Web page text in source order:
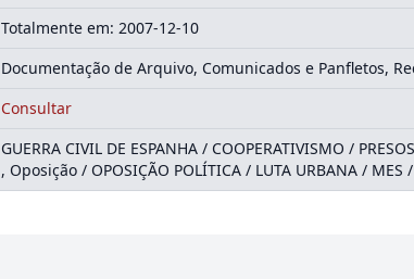
Totalmente em: 2007-12-10
Documentação de Arquivo, Comunicados e Panfletos,
Consultar
GUERRA CIVIL DE ESPANHA / COOPERATIVISMO /
, Oposição / OPOSIÇÃO POLÍTICA / LUTA URBANA / MES